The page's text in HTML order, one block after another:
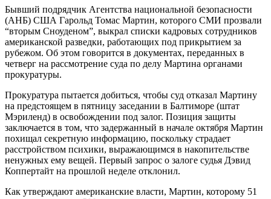
Бывший подрядчик Агентства национальной безопасности
(АНБ) США Гарольд Томас Мартин, которого СМИ прозвали
“вторым Сноуденом”, выкрал списки кадровых сотрудников
американской разведки, работающих под прикрытием за
рубежом. Об этом говорится в документах, переданных в
четверг на рассмотрение суда по делу Мартина органами
прокуратуры.
Прокуратура пытается добиться, чтобы суд отказал Мартину
на предстоящем в пятницу заседании в Балтиморе (штат
Мэриленд) в освобождении под залог. Позиция защиты
заключается в том, что задержанный в начале октября Мартин
похищал секретную информацию, поскольку страдает
расстройством психики, выражающимся в накопительстве
ненужных ему вещей. Первый запрос о залоге судья Дэвид
Коппертайт на прошлой неделе отклонил.
Как утверждают американские власти, Мартин, которому 51